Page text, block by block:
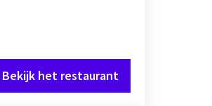
Bekijk het restaurant